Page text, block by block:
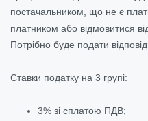
постачальником, що не є
платником або відмовитися
Потрібно буде подати
Ставки податку на 3 групі:
3% зі сплатою ПДВ;